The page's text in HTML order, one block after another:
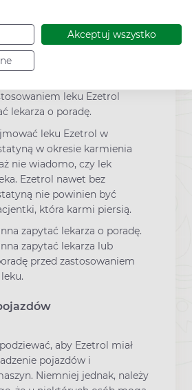
Akceptuj wszystko
się z lekarzem.
dotyczących
Ezetrol bez stosowania
leku Ezetrol
lekarza o poradę.
leku Ezetrol w
w okresie karmienia
nie wiadomo, czy lek
Ezetrol nawet bez
nie powinien być
która karmi piersią.
zapytać lekarza o poradę.
zapytać lekarza lub
przed zastosowaniem
aby Ezetrol miał
pojazdów i
Niemniej jednak, należy